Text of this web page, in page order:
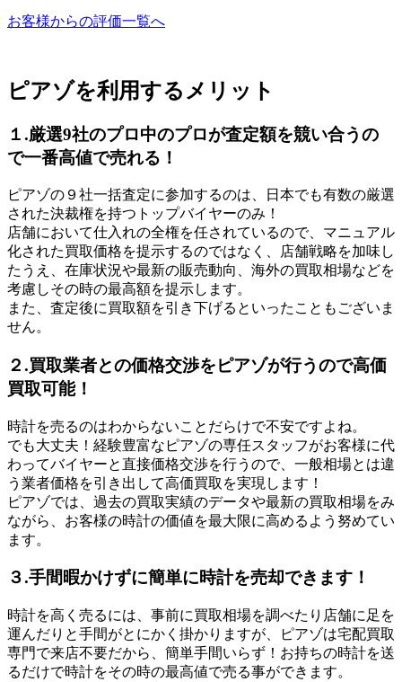
お客様からの評価一覧へ
ピアゾを利用するメリット
１.厳選9社のプロ中のプロが査定額を競い合うの
で一番高値で売れる！
ピアゾの９社一括査定に参加するのは、日本でも有数の厳選
された決裁権を持つトップバイヤーのみ！
店舗において仕入れの全権を任されているので、マニュアル
化された買取価格を提示するのではなく、店舗戦略を加味し
たうえ、在庫状況や最新の販売動向、海外の買取相場などを
考慮しその時の最高額を提示します。
また、査定後に買取額を引き下げるといったこともございま
せん。
２.買取業者との価格交渉をピアゾが行うので高価
買取可能！
時計を売るのはわからないことだらけで不安ですよね。
でも大丈夫！経験豊富なピアゾの専任スタッフがお客様に代
わってバイヤーと直接価格交渉を行うので、一般相場とは違
う業者価格を引き出して高価買取を実現します！
ピアゾでは、過去の買取実績のデータや最新の買取相場をみ
ながら、お客様の時計の価値を最大限に高めるよう努めてい
ます。
３.手間暇かけずに簡単に時計を売却できます！
時計を高く売るには、事前に買取相場を調べたり店舗に足を
運んだりと手間がとにかく掛かりますが、ピアゾは宅配買取
専門で来店不要だから、簡単手間いらず！お持ちの時計を送
るだけで時計をその時の最高値で売る事ができます。